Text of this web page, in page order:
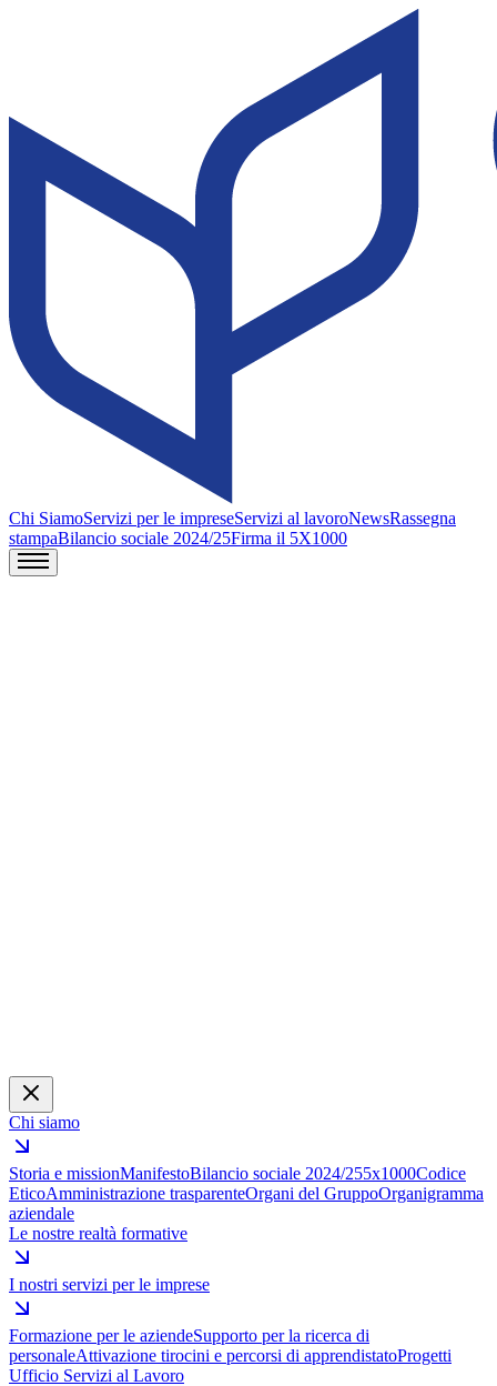
Chi SiamoServizi per le impreseServizi al lavoroNewsRassegna
stampaBilancio sociale 2024/25Firma il 5X1000
Chi siamo
Storia e missionManifestoBilancio sociale 2024/255x1000Codice
EticoAmministrazione trasparenteOrgani del GruppoOrganigramma
aziendale
Le nostre realtà formative
I nostri servizi per le imprese
Formazione per le aziendeSupporto per la ricerca di
personaleAttivazione tirocini e percorsi di apprendistatoProgetti
Ufficio Servizi al Lavoro